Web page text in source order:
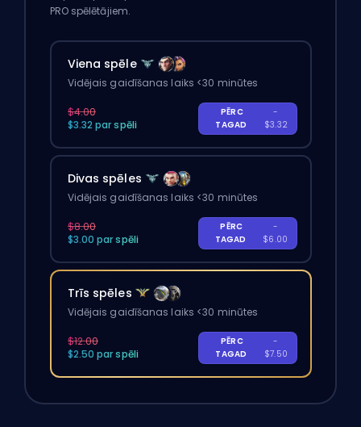
PRO spēlētājiem.
Viena spēle
Vidējais gaidīšanas laiks <30 minūtes
$4.00
$3.32 par spēli
PĒRC
TAGAD
-
$3.32
Divas spēles
Vidējais gaidīšanas laiks <30 minūtes
$8.00
$3.00 par spēli
PĒRC
TAGAD
-
$6.00
Trīs spēles
Vidējais gaidīšanas laiks <30 minūtes
$12.00
$2.50 par spēli
PĒRC
TAGAD
-
$7.50